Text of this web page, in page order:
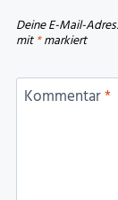
Deine E-Mail-
mit*markiert
Kommentar*